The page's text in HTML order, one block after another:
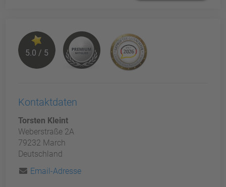
5.0 / 5
Kontaktdaten
Torsten Kleint
Weberstraße 2A
79232 March
Deutschland
Email-Adresse